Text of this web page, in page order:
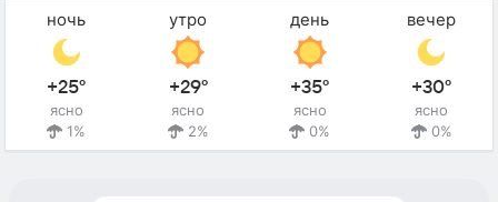
ночь
+25°
ясно
1%
утро
+29°
ясно
2%
день
+35°
ясно
0%
вечер
+30°
ясно
0%